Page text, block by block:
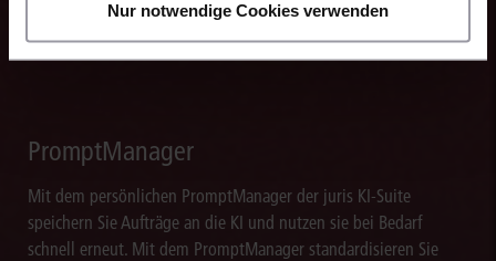
Nur notwendige Cookies verwenden
juris Datenraums verlassen.
PromptManager
Mit dem persönlichen PromptManager der juris KI-Suite
speichern Sie Aufträge an die KI und nutzen sie bei Bedarf
schnell erneut. Mit dem PromptManager standardisieren Sie